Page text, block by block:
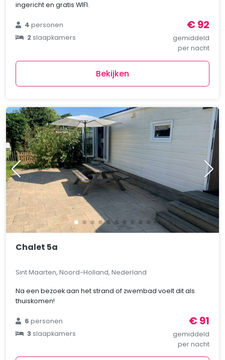
ingericht en gratis WIFI.
4personen
2slaapkamers
€ 92
gemiddeld
per nacht
Bekijken
Chalet 5a
Sint Maarten, Noord-Holland, Nederland
Na een bezoek aan het strand of zwembad voelt dit als
thuiskomen!
6personen
3slaapkamers
€ 91
gemiddeld
per nacht